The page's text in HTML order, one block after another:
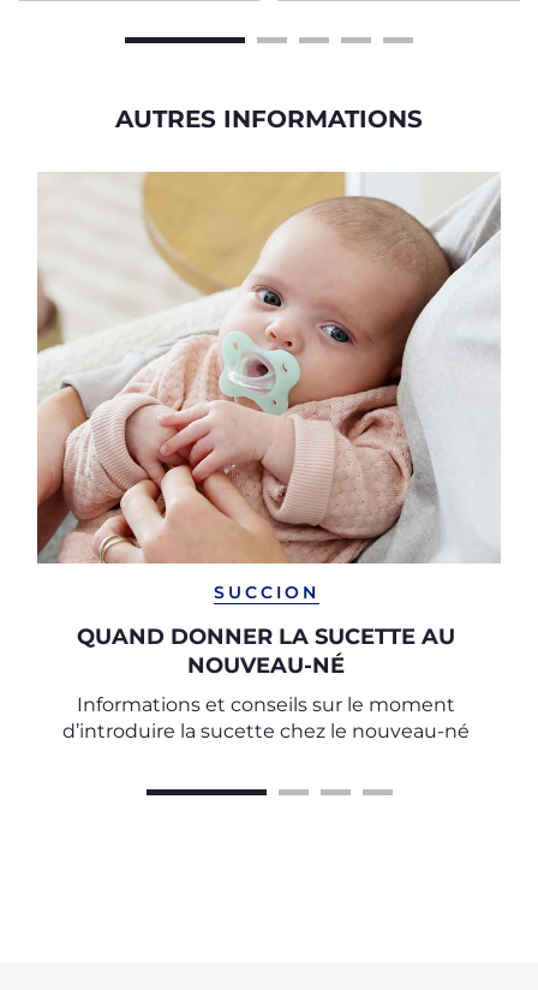
AUTRES INFORMATIONS
SUCCION
QUAND DONNER LA SUCETTE AU
NOUVEAU-NÉ
Informations et conseils sur le moment
d’introduire la sucette chez le nouveau-né